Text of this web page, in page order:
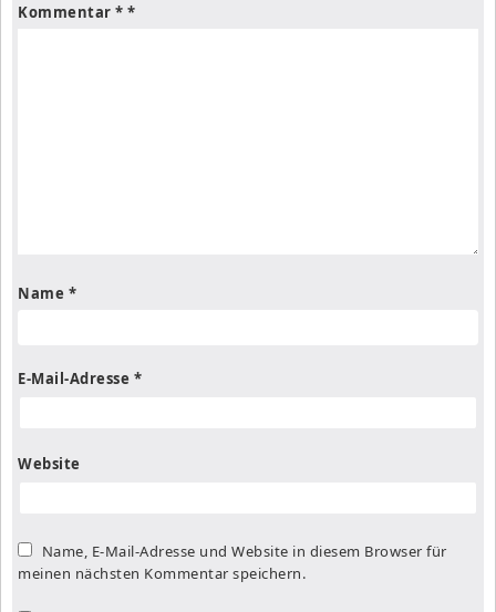
Kommentar *
Name *
E-Mail-Adresse *
Website
Name, E-Mail-Adresse und Website in diesem Browser für
meinen nächsten Kommentar speichern.